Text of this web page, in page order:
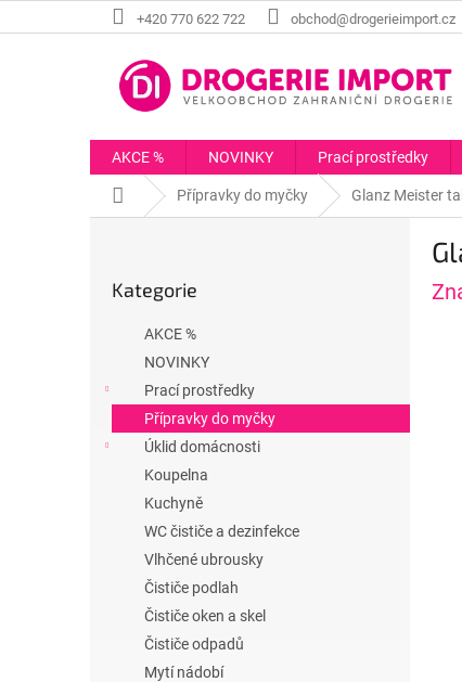
na
+420 770 622 722 obchod@drogerieimport.cz
AKCE % NOVINKY Prací prostředky
Domů Přípravky do myčky Glanz Meister
kategorie
Kategorie
AKCE %
NOVINKY
Prací prostředky
Přípravky do myčky
Úklid domácnosti
Koupelna
Kuchyně
WC čističe a dezinfekce
Vlhčené ubrousky
Čističe podlah
Čističe oken a skel
Čističe odpadů
Mytí nádobí